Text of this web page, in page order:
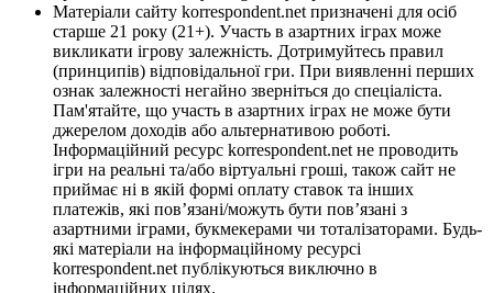
Матеріали сайту korrespondent.net призначені для осіб
старше 21 року (21+). Участь в азартних іграх може
викликати ігрову залежність. Дотримуйтесь правил
(принципів) відповідальної гри. При виявленні перших
ознак залежності негайно зверніться до спеціаліста.
Пам'ятайте, що участь в азартних іграх не може бути
джерелом доходів або альтернативою роботі.
Інформаційний ресурс korrespondent.net не проводить
ігри на реальні та/або віртуальні гроші, також сайт не
приймає ні в якій формі оплату ставок та інших
платежів, які пов’язані/можуть бути пов’язані з
азартними іграми, букмекерами чи тоталізаторами. Будь-
які матеріали на інформаційному ресурсі
korrespondent.net публікуються виключно в
інформаційних цілях.